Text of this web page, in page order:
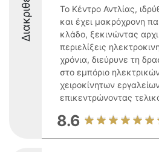
Το Κέντρο Αντλίας,
και έχει μακρόχρονη
κλάδο, ξεκινώντας
περιελίξεις
χρόνια, διεύρυνε τη
στο εμπόριο
χειροκίνητων
επικεντρώνοντας
8.6